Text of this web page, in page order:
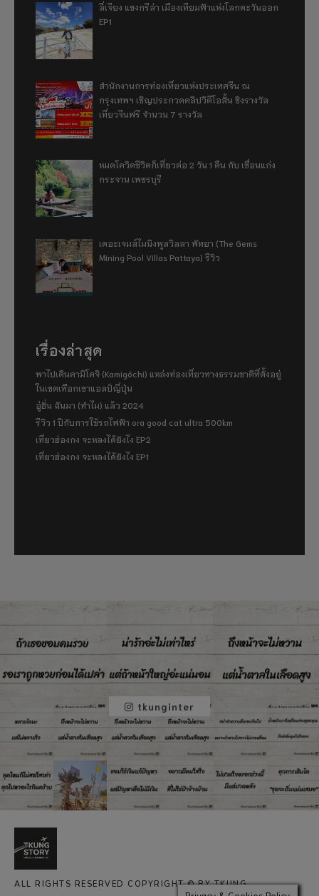
ลี่เจียง แชงกรีล่า เมืองเทียมฟ้าแห่งโลกตะวันออก
EP1
สำนักงานการท่องเที่ยวแห่งประเทศจีน ณ
กรุงเทพฯ เชิญประกวดคลิปวิดีโอสั้น ชิงรางวัล
เที่ยวจีนฟรี จำนวน 7 รางวัล
หมดโควิดชีวิตก็เที่ยวต่อ 2 วัน 1 คืน กับ เขื่อนแก่ง
กระจาน เพชรบุรี
เดอะเจมส์ไมนิงพูลวิลลา พัทยา (The Gems
Mining Pool Villas Pattaya) รีวิว
เรื่องล่าสุด
พาไปเดินคามิโคจิ (Kamigōchi) แหล่งท่องเที่ยวทางธรรมชาติที่ตั้งอยู่
ในเขตเทือกเขาแอลป์ญี่ปุ่น
อู่ฮั่น ฉันมา (ทำไม) แล้ว 2024
รีวิว 1 ปีกับการใช้รถไฟฟ้า ora good cat ultra 500km
เที่ยวฮ่องกง จะหลงได้ยังไง EP2
เที่ยวฮ่องกง จะหลงได้ยังไง EP1
tkunginter
ALL RIGHTS RESERVED COPYRIGHT © BY TKUNG